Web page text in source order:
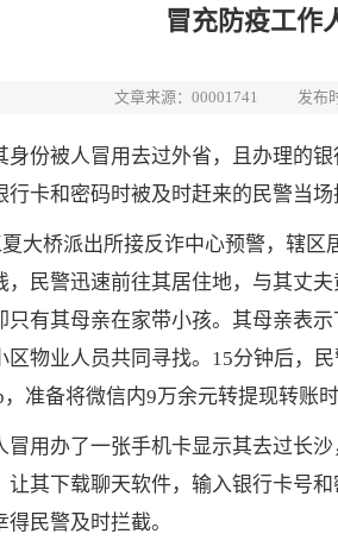
冒充防疫工作
文章来源：00001741 发布
份被人冒用去过外省，且办理的
行卡和密码时被及时赶来的民警
桥派出所接反诈中心预警，辖区
民警迅速前往其居住地，与其丈
有其母亲在家带小孩。其母亲表
物业人员共同寻找。15分钟后，
，准备将微信内9万余元转提现转
办了一张手机卡显示其去过长沙
其下载聊天软件，输入银行卡号
得民警及时拦截。